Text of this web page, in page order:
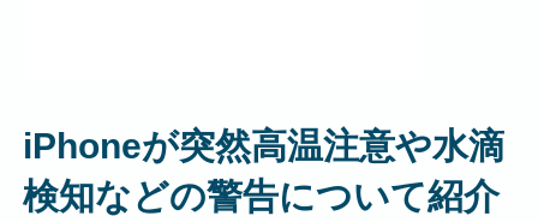
iPhoneが突然高温注意や水滴
検知などの警告について紹介